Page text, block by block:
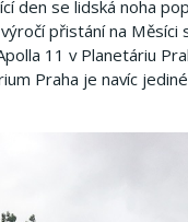
den se lidská noha
přistání na Měsíci
11 v Planetáriu
Praha je navíc